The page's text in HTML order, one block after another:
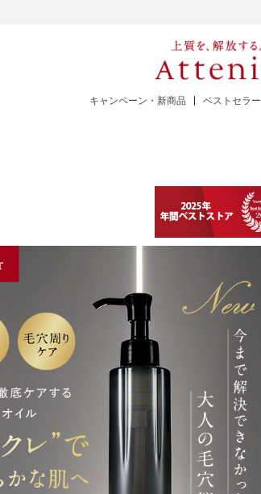
キャンペーン・新商品 ベストセラー